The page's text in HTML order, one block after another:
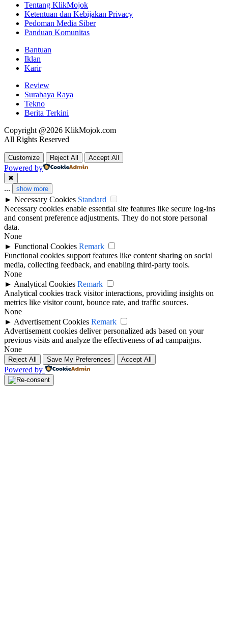
Tentang KlikMojok
Ketentuan dan Kebijakan Privacy
Pedoman Media Siber
Panduan Komunitas
Bantuan
Iklan
Karir
Review
Surabaya Raya
Tekno
Berita Terkini
Copyright @2026 KlikMojok.com
All Rights Reserved
Customize Reject All Accept All
Powered by
✖
... show more
► Necessary Cookies Standard
Necessary cookies enable essential site features like secure log-ins
and consent preference adjustments. They do not store personal
data.
None
► Functional Cookies Remark
Functional cookies support features like content sharing on social
media, collecting feedback, and enabling third-party tools.
None
► Analytical Cookies Remark
Analytical cookies track visitor interactions, providing insights on
metrics like visitor count, bounce rate, and traffic sources.
None
► Advertisement Cookies Remark
Advertisement cookies deliver personalized ads based on your
previous visits and analyze the effectiveness of ad campaigns.
None
Reject All Save My Preferences Accept All
Powered by